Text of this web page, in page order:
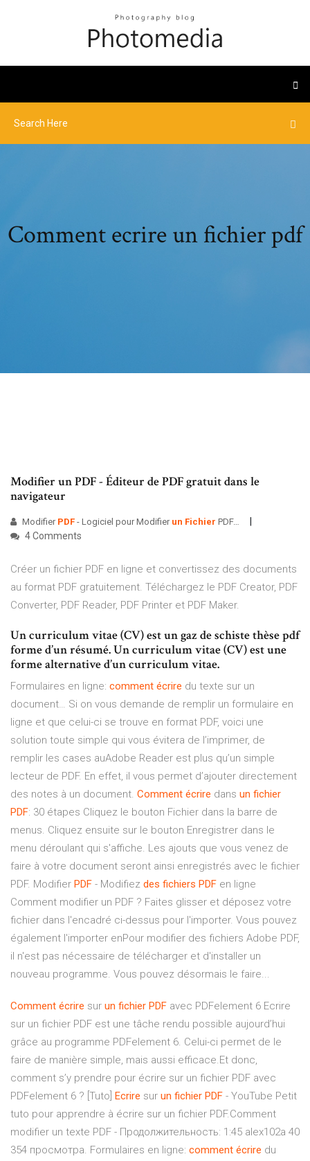
Comment ecrire un fichier pdf
Modifier un PDF - Éditeur de PDF gratuit dans le
navigateur
Modifier PDF - Logiciel pour Modifier un Fichier PDF…
4 Comments
Créer un fichier PDF en ligne et convertissez des documents
au format PDF gratuitement. Téléchargez le PDF Creator, PDF
Converter, PDF Reader, PDF Printer et PDF Maker.
Un curriculum vitae (CV) est un gaz de schiste thèse pdf
forme d’un résumé. Un curriculum vitae (CV) est une
forme alternative d’un curriculum vitae.
Formulaires en ligne: comment écrire du texte sur un
document… Si on vous demande de remplir un formulaire en
ligne et que celui-ci se trouve en format PDF, voici une
solution toute simple qui vous évitera de l’imprimer, de
remplir les cases auAdobe Reader est plus qu’un simple
lecteur de PDF. En effet, il vous permet d’ajouter directement
des notes à un document. Comment écrire dans un fichier
PDF: 30 étapes Cliquez le bouton Fichier dans la barre de
menus. Cliquez ensuite sur le bouton Enregistrer dans le
menu déroulant qui s'affiche. Les ajouts que vous venez de
faire à votre document seront ainsi enregistrés avec le fichier
PDF. Modifier PDF - Modifiez des fichiers PDF en ligne
Comment modifier un PDF ? Faites glisser et déposez votre
fichier dans l'encadré ci-dessus pour l'importer. Vous pouvez
également l'importer enPour modifier des fichiers Adobe PDF,
il n'est pas nécessaire de télécharger et d'installer un
nouveau programme. Vous pouvez désormais le faire...
Comment écrire sur un fichier PDF avec PDFelement 6 Ecrire
sur un fichier PDF est une tâche rendu possible aujourd’hui
grâce au programme PDFelement 6. Celui-ci permet de le
faire de manière simple, mais aussi efficace.Et donc,
comment s’y prendre pour écrire sur un fichier PDF avec
PDFelement 6 ? [Tuto] Ecrire sur un fichier PDF - YouTube Petit
tuto pour apprendre à écrire sur un fichier PDF.Comment
modifier un texte PDF - Продолжительность: 1:45 alex102a 40
354 просмотра. Formulaires en ligne: comment écrire du